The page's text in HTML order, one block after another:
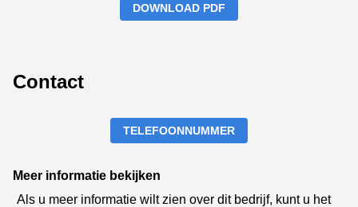
DOWNLOAD PDF
Contact
TELEFOONNUMMER
Meer informatie bekijken
Als u meer informatie wilt zien over dit bedrijf, kunt u het